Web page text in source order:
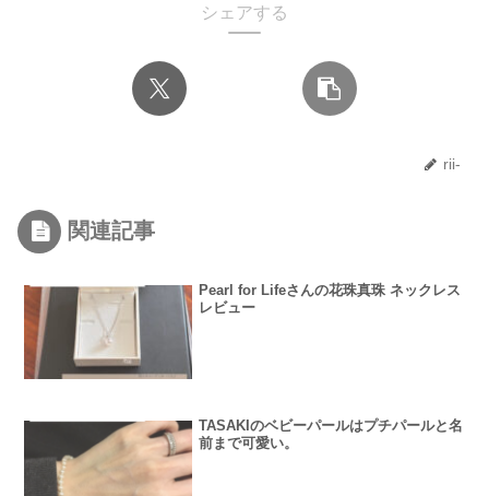
シェアする
rii-
関連記事
Pearl for Lifeさんの花珠真珠 ネックレス
レビュー
TASAKIのベビーパールはプチパールと名
前まで可愛い。